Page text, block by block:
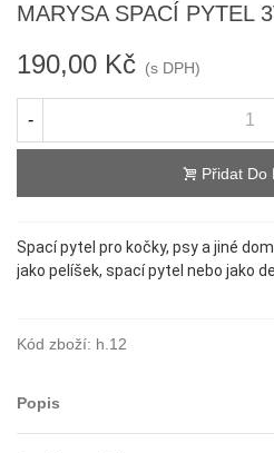
MARYSA SPACÍ PYTEL
190,00 Kč (s DPH)
-
Přidat Do
Spací pytel pro kočky, psy a jiné
jako pelíšek, spací pytel nebo jako
Kód zboží: h.12
Popis